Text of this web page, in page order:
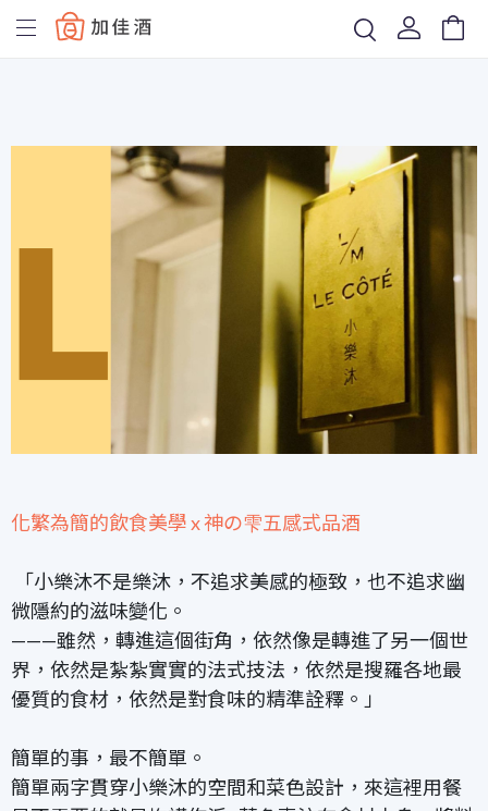
Baccus
化繁為簡的飲食美學 x神の雫五感式品酒
「小樂沐不是樂沐，不追求美感的極致，也不追求幽
微隱約的滋味變化。
———雖然，轉進這個街角，依然像是轉進了另一個世
界，依然是紮紮實實的法式技法，依然是搜羅各地最
優質的食材，依然是對食味的精準詮釋。」
簡單的事，最不簡單。
簡單兩字貫穿小樂沐的空間和菜色設計，來這裡用餐